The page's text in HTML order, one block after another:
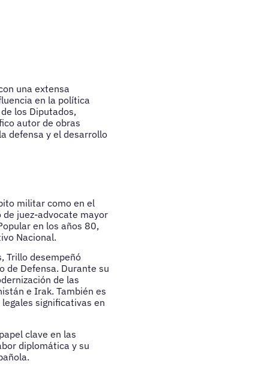
una extensa
en la política
los Diputados,
autor de obras
defensa y el desarrollo
militar como en el
de juez-advocate mayor
en los años 80,
Nacional.
Trillo desempeñó
de Defensa. Durante su
de las
e Irak. También es
significativas en
clave en las
diplomática y su